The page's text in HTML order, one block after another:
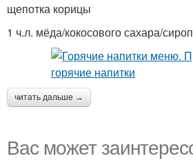
щепотка корицы
1 ч.л. мёда/кокосового сахара/
читать дальше →
Вас может